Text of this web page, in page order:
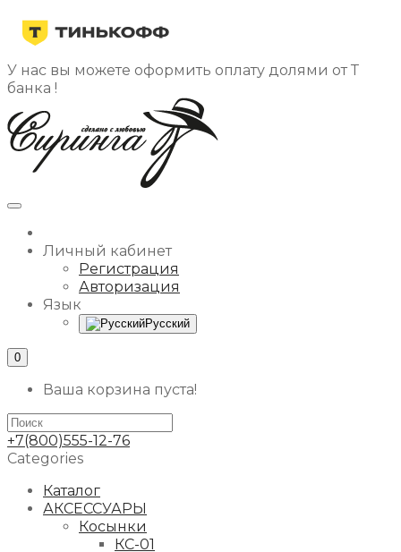
У нас вы можете оформить оплату долями от Т
банка !
Личный кабинет
Регистрация
Авторизация
Язык
Русский
0
Ваша корзина пуста!
+7(800)555-12-76
Categories
Каталог
АКСЕССУАРЫ
Косынки
КС-01